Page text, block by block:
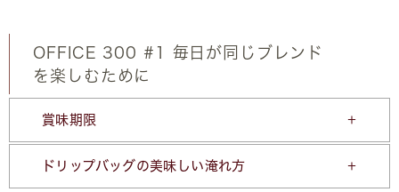
OFFICE 300 #1 毎日が同じブレンド
を楽しむために
賞味期限
ドリップバッグの美味しい淹れ方